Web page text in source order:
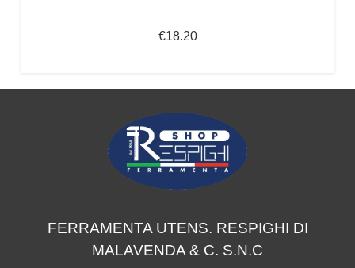
€18.20
FERRAMENTA UTENS. RESPIGHI DI
MALAVENDA & C. S.N.C